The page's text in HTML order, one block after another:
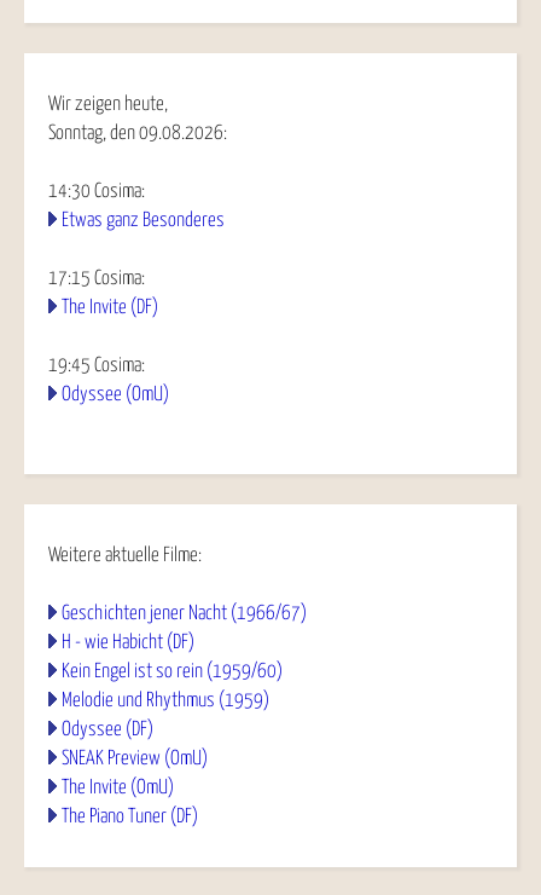
Wir zeigen heute,
Sonntag, den 09.08.2026:
14:30 Cosima:
Etwas ganz Besonderes
17:15 Cosima:
The Invite (DF)
19:45 Cosima:
Odyssee (OmU)
Weitere aktuelle Filme:
Geschichten jener Nacht (1966/67)
H - wie Habicht (DF)
Kein Engel ist so rein (1959/60)
Melodie und Rhythmus (1959)
Odyssee (DF)
SNEAK Preview (OmU)
The Invite (OmU)
The Piano Tuner (DF)